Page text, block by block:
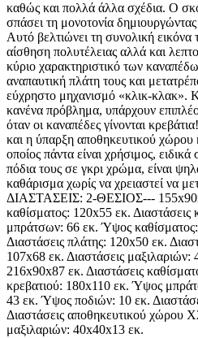
καθώς και πολλά άλλα σχέδια. Ο
σπάσει τη μονοτονία
Αυτό βελτιώνει τη συνολική εικόνα
αίσθηση πολυτέλειας αλλά και
κύριο χαρακτηριστικό των
αναπαυτική πλάτη τους και
εύχρηστο μηχανισμό «κλικ-κλακ».
κανένα πρόβλημα, υπάρχουν
όταν οι καναπέδες γίνονται
και η ύπαρξη αποθηκευτικού
οποίος πάντα είναι χρήσιμος,
πόδια τους σε γκρι χρώμα, είναι
καθάρισμα χωρίς να χρειαστεί να
ΔΙΑΣΤΑΣΕΙΣ: 2-ΘΕΣΙΟΣ---
καθίσματος: 120x55 εκ.
μπράτσων: 66 εκ. Ύψος
Διαστάσεις πλάτης: 120x50 εκ.
107x68 εκ. Διαστάσεις
216x90x87 εκ. Διαστάσεις
κρεβατιού: 180x110 εκ. Ύψος
43 εκ. Ύψος ποδιών: 10 εκ.
Διαστάσεις αποθηκευτικού χώρου
μαξιλαριών: 40x40x13 εκ.